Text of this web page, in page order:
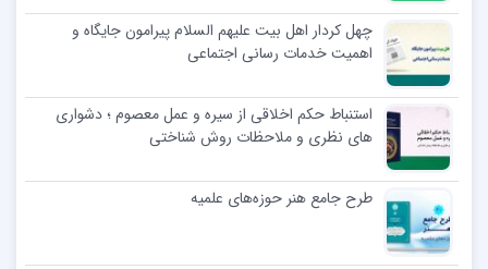
چهل کردار اهل بیت علیهم السلام پیرامون جایگاه و
اهمیت خدمات رسانی اجتماعی
استنباط حکم اخلاقی از سیره و عمل معصوم ؛ دشواری
های نظری و ملاحظات روش شناختی
طرح جامع هنر حوزه‌های علمیه